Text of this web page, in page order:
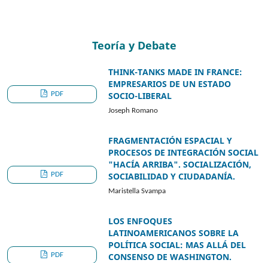
Teoría y Debate
THINK-TANKS MADE IN FRANCE:
EMPRESARIOS DE UN ESTADO
SOCIO-LIBERAL
Joseph Romano
PDF
FRAGMENTACIÓN ESPACIAL Y
PROCESOS DE INTEGRACIÓN SOCIAL
"HACÍA ARRIBA". SOCIALIZACIÓN,
SOCIABILIDAD Y CIUDADANÍA.
Maristella Svampa
PDF
LOS ENFOQUES
LATINOAMERICANOS SOBRE LA
POLÍTICA SOCIAL: MAS ALLÁ DEL
CONSENSO DE WASHINGTON.
PDF